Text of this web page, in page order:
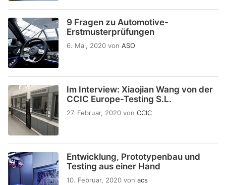
9 Fragen zu Automotive-
Erstmusterprüfungen
6. Mai, 2020 von ASO
Im Interview: Xiaojian Wang von der
CCIC Europe-Testing S.L.
27. Februar, 2020 von CCIC
Entwicklung, Prototypenbau und
Testing aus einer Hand
10. Februar, 2020 von acs